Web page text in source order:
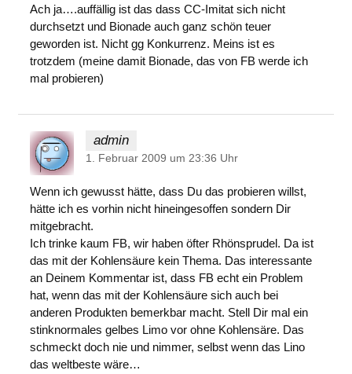
Ach ja….auffällig ist das dass CC-Imitat sich nicht
durchsetzt und Bionade auch ganz schön teuer
geworden ist. Nicht gg Konkurrenz. Meins ist es
trotzdem (meine damit Bionade, das von FB werde ich
mal probieren)
admin
1. Februar 2009 um 23:36 Uhr
Wenn ich gewusst hätte, dass Du das probieren willst,
hätte ich es vorhin nicht hineingesoffen sondern Dir
mitgebracht.
Ich trinke kaum FB, wir haben öfter Rhönsprudel. Da ist
das mit der Kohlensäure kein Thema. Das interessante
an Deinem Kommentar ist, dass FB echt ein Problem
hat, wenn das mit der Kohlensäure sich auch bei
anderen Produkten bemerkbar macht. Stell Dir mal ein
stinknormales gelbes Limo vor ohne Kohlensäre. Das
schmeckt doch nie und nimmer, selbst wenn das Lino
das weltbeste wäre…